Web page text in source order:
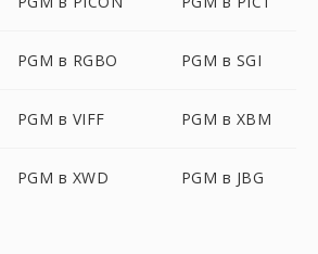
PGM в RGBO PGM в SGI
PGM в VIFF PGM в XBM
PGM в XWD PGM в JBG